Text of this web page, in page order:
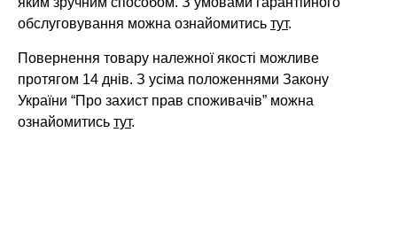
обслуговування можна ознайомитись тут.
Повернення товару належної якості можливе
протягом 14 днів. З усіма положеннями Закону
України “Про захист прав споживачів” можна
ознайомитись тут.